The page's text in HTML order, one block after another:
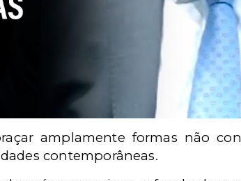
amplamente formas não
contemporâneas.